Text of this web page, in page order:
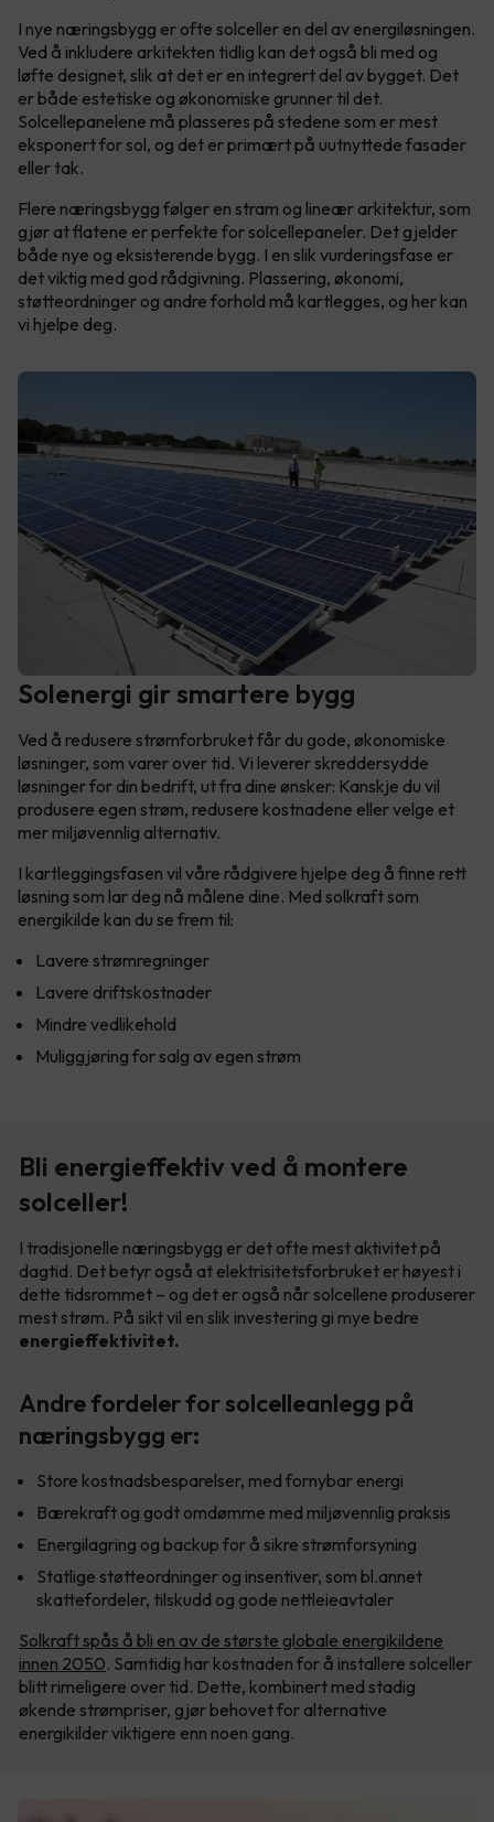
I nye næringsbygg er ofte solceller en del av energiløsningen.
Ved å inkludere arkitekten tidlig kan det også bli med og
løfte designet, slik at det er en integrert del av bygget. Det
er både estetiske og økonomiske grunner til det.
Solcellepanelene må plasseres på stedene som er mest
eksponert for sol, og det er primært på uutnyttede fasader
eller tak.
Flere næringsbygg følger en stram og lineær arkitektur, som
gjør at flatene er perfekte for solcellepaneler. Det gjelder
både nye og eksisterende bygg. I en slik vurderingsfase er
det viktig med god rådgivning. Plassering, økonomi,
støtteordninger og andre forhold må kartlegges, og her kan
vi hjelpe deg.
Solenergi gir smartere bygg
Ved å redusere strømforbruket får du gode, økonomiske
løsninger, som varer over tid. Vi leverer skreddersydde
løsninger for din bedrift, ut fra dine ønsker: Kanskje du vil
produsere egen strøm, redusere kostnadene eller velge et
mer miljøvennlig alternativ.
I kartleggingsfasen vil våre rådgivere hjelpe deg å finne rett
løsning som lar deg nå målene dine. Med solkraft som
energikilde kan du se frem til:
Lavere strømregninger
Lavere driftskostnader
Mindre vedlikehold
Muliggjøring for salg av egen strøm
Bli energieffektiv ved å montere
solceller!
I tradisjonelle næringsbygg er det ofte mest aktivitet på
dagtid. Det betyr også at elektrisitetsforbruket er høyest i
dette tidsrommet – og det er også når solcellene produserer
mest strøm. På sikt vil en slik investering gi mye bedre
energieffektivitet.
Andre fordeler for solcelleanlegg på
næringsbygg er:
Store kostnadsbesparelser, med fornybar energi
Bærekraft og godt omdømme med miljøvennlig praksis
Energilagring og backup for å sikre strømforsyning
Statlige støtteordninger og insentiver, som bl.annet
skattefordeler, tilskudd og gode nettleieavtaler
Solkraft spås å bli en av de største globale energikildene
innen 2050. Samtidig har kostnaden for å installere solceller
blitt rimeligere over tid. Dette, kombinert med stadig
økende strømpriser, gjør behovet for alternative
energikilder viktigere enn noen gang.